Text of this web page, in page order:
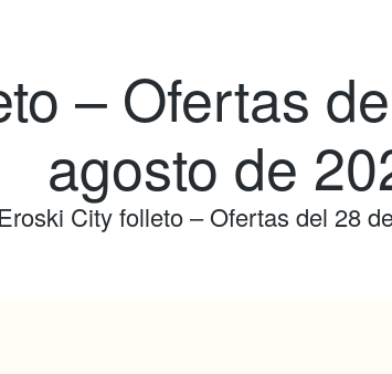
– Ofertas
agosto de
Eroski City folleto – Ofertas del 28